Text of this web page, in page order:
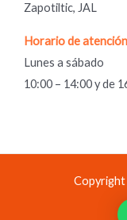
Zapotiltic, JAL
Horario de atención
Lunes a sábado
10:00 – 14:00 y de
Copyright